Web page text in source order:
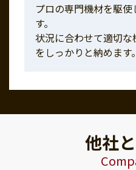
プロの専門機材を駆
す。
状況に合わせて適切
をしっかりと納めます。
他社